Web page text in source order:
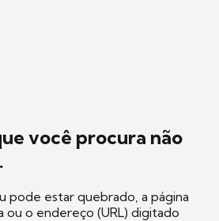
você procura não
pode estar quebrado, a página
o endereço (URL) digitado